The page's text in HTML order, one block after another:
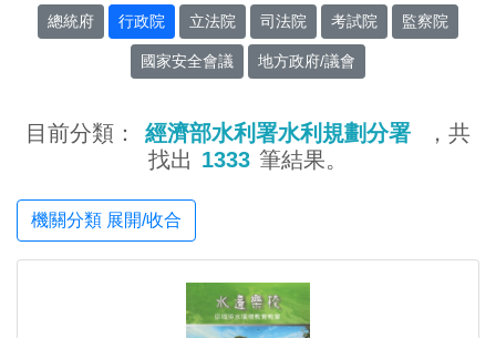
總統府 行政院 立法院 司法院 考試院 監察院
國家安全會議 地方政府/議會
目前分類： 經濟部水利署水利規劃分署
，共
找出 1333 筆結果。
機關分類 展開/收合